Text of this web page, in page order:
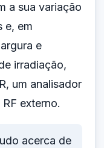
a sua variação
e, em
e
irradiação,
um analisador
externo.
acerca de